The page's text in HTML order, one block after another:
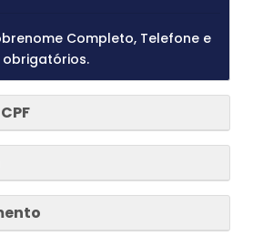
Completo, Telefone e